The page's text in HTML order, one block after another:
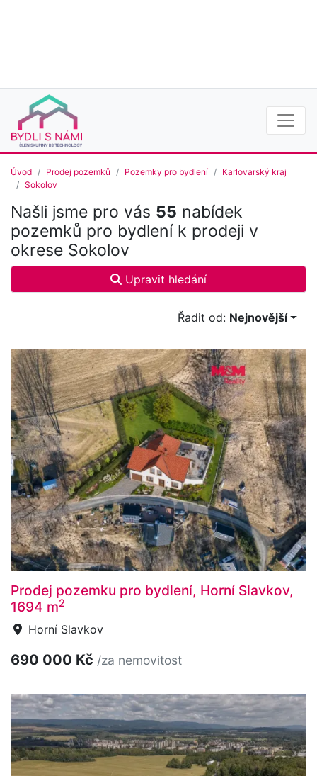
Úvod Prodej pozemků Pozemky pro bydlení
Karlovarský kraj
Sokolov
Našli jsme pro vás 55 nabídek
pozemků pro bydlení k prodeji v
okrese Sokolov
Upravit hledání
Řadit od: Nejnovější
Prodej pozemku pro bydlení, Horní Slavkov,
1694 m2
Horní Slavkov
690 000 Kč /za nemovitost